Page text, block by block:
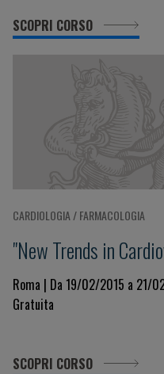
SCOPRI CORSO
CARDIOLOGIA / FARMACOLOGIA
"New Trends in
Roma | Da 19/02/2015 a 21/
Gratuita
SCOPRI CORSO